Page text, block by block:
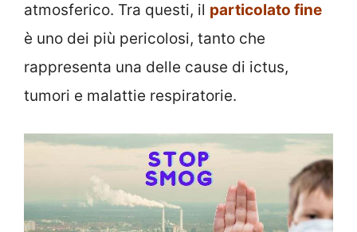
atmosferico. Tra questi, il particolato fine
è uno dei più pericolosi, tanto che
rappresenta una delle cause di ictus,
tumori e malattie respiratorie.